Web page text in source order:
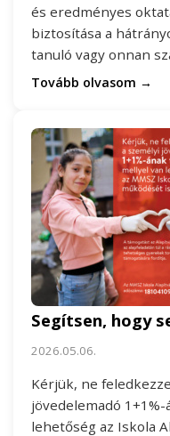
és eredményes
biztosítása a
tanuló vagy onnan
Tovább olvasom →
Segítsen, hogy
2026.05.06.
Kérjük, ne
jövedelemadó
lehetőség az Iskola